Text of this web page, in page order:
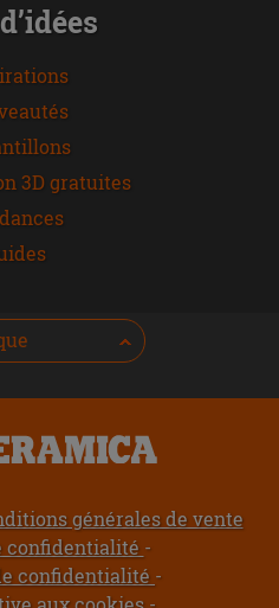
3D gratuites
générales de vente
confidentialité
confidentialité